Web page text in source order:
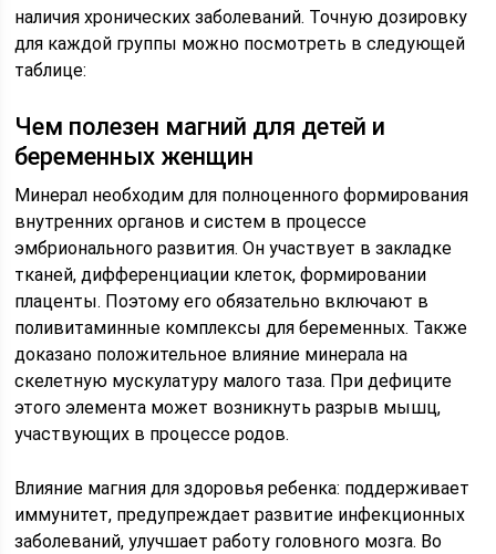
наличия хронических заболеваний. Точную дозировку
для каждой группы можно посмотреть в следующей
таблице:
Чем полезен магний для детей и
беременных женщин
Минерал необходим для полноценного формирования
внутренних органов и систем в процессе
эмбрионального развития. Он участвует в закладке
тканей, дифференциации клеток, формировании
плаценты. Поэтому его обязательно включают в
поливитаминные комплексы для беременных. Также
доказано положительное влияние минерала на
скелетную мускулатуру малого таза. При дефиците
этого элемента может возникнуть разрыв мышц,
участвующих в процессе родов.
Влияние магния для здоровья ребенка: поддерживает
иммунитет, предупреждает развитие инфекционных
заболеваний, улучшает работу головного мозга. Во